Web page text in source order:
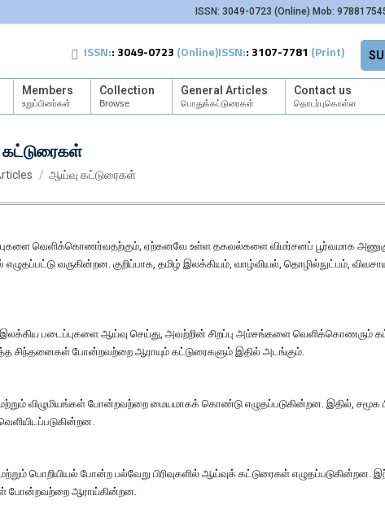
ISSN: 3049-0723 (Online) Mob:
ISSN:: 3049-0723 (Online)ISSN:: 3107-7781 (Print)
Members
உறுப்பினர்கள்
Collection
Browse
General Articles
பொதுக்கட்டுரைகள்
Contact us
தொடர்புகொள்ள
ஆய்வு கட்டுரைகள்
வெளிக்கொணர்வதற்கும், ஏற்கனவே உள்ள தகவல்களை விமர்சனப் பூர்வமாக
வருகின்றன. குறிப்பாக, தமிழ் இலக்கியம், வாழ்வியல், தொழில்நுட்பம்,
படைப்புகளை ஆய்வு செய்து, அவற்றின் சிறப்பு அம்சங்களை வெளிக்கொணரும்
சிந்தனைகள் போன்றவற்றை ஆராயும் கட்டுரைகளும் இதில் அடங்கும்.
விழுமியங்கள் போன்றவற்றை மையமாகக் கொண்டு எழுதப்படுகின்றன. இதில், சமூக
பொறியியல் போன்ற பல்வேறு பிரிவுகளில் ஆய்வுக் கட்டுரைகள் எழுதப்படுகின்றன.
போன்றவற்றை ஆராய்கின்றன.